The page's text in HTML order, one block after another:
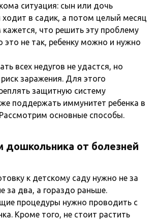
ситуация: сын или дочь
ходит в садик, а потом целый месяц
что решить эту проблему
это не так, ребенку можно и нужно
всех недугов не удастся, но
заражения. Для этого
защитную систему
поддержать иммунитет ребенка в
основные способы.
от болезней
к детскому саду нужно не за
за два, а гораздо раньше.
процедуры нужно проводить с
Кроме того, не стоит растить